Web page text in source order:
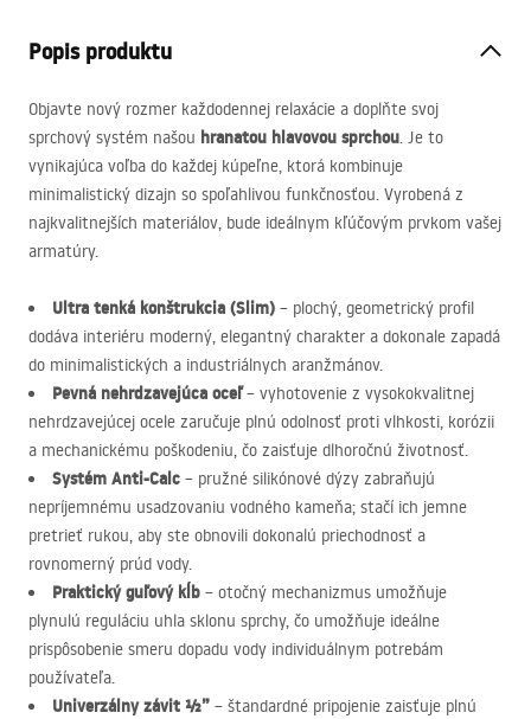
Popis produktu
Objavte nový rozmer každodennej relaxácie a doplňte svoj
sprchový systém našou hranatou hlavovou sprchou. Je to
vynikajúca voľba do každej kúpeľne, ktorá kombinuje
minimalistický dizajn so spoľahlivou funkčnosťou. Vyrobená z
najkvalitnejších materiálov, bude ideálnym kľúčovým prvkom vašej
armatúry.
Ultra tenká konštrukcia (Slim) – plochý, geometrický profil
dodáva interiéru moderný, elegantný charakter a dokonale zapadá
do minimalistických a industriálnych aranžmánov.
Pevná nehrdzavejúca oceľ– vyhotovenie z vysokokvalitnej
nehrdzavejúcej ocele zaručuje plnú odolnosť proti vlhkosti, korózii
a mechanickému poškodeniu, čo zaisťuje dlhoročnú životnosť.
Systém Anti-Calc – pružné silikónové dýzy zabraňujú
nepríjemnému usadzovaniu vodného kameňa; stačí ich jemne
pretrieť rukou, aby ste obnovili dokonalú priechodnosť a
rovnomerný prúd vody.
Praktický guľový kĺb – otočný mechanizmus umožňuje
plynulú reguláciu uhla sklonu sprchy, čo umožňuje ideálne
prispôsobenie smeru dopadu vody individuálnym potrebám
používateľa.
Univerzálny závit ½” – štandardné pripojenie zaisťuje plnú